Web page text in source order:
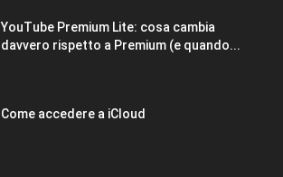
YouTube Premium Lite: cosa cambia
davvero rispetto a Premium (e quando...
Come accedere a iCloud